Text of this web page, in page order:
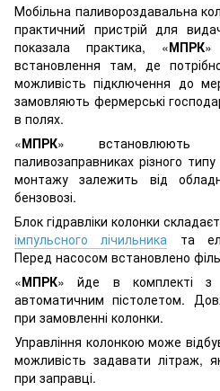
Мобільна паливороздавальна
практичний пристрій для
показала практика, «МПРК»
встановлення там, де
можливість підключення до
замовляють фермерські
в полях.
«МПРК» встановлюють
паливозаправниках різного
монтажу залежить від
бензовозі.
Блок гідравліки колонки
імпульсного лічильника та
Перед насосом встановлено
«МПРК» йде в комплекті з
автоматичним пістолетом.
при замовленні колонки.
Управління колонкою може
можливість задавати літраж,
при заправці.